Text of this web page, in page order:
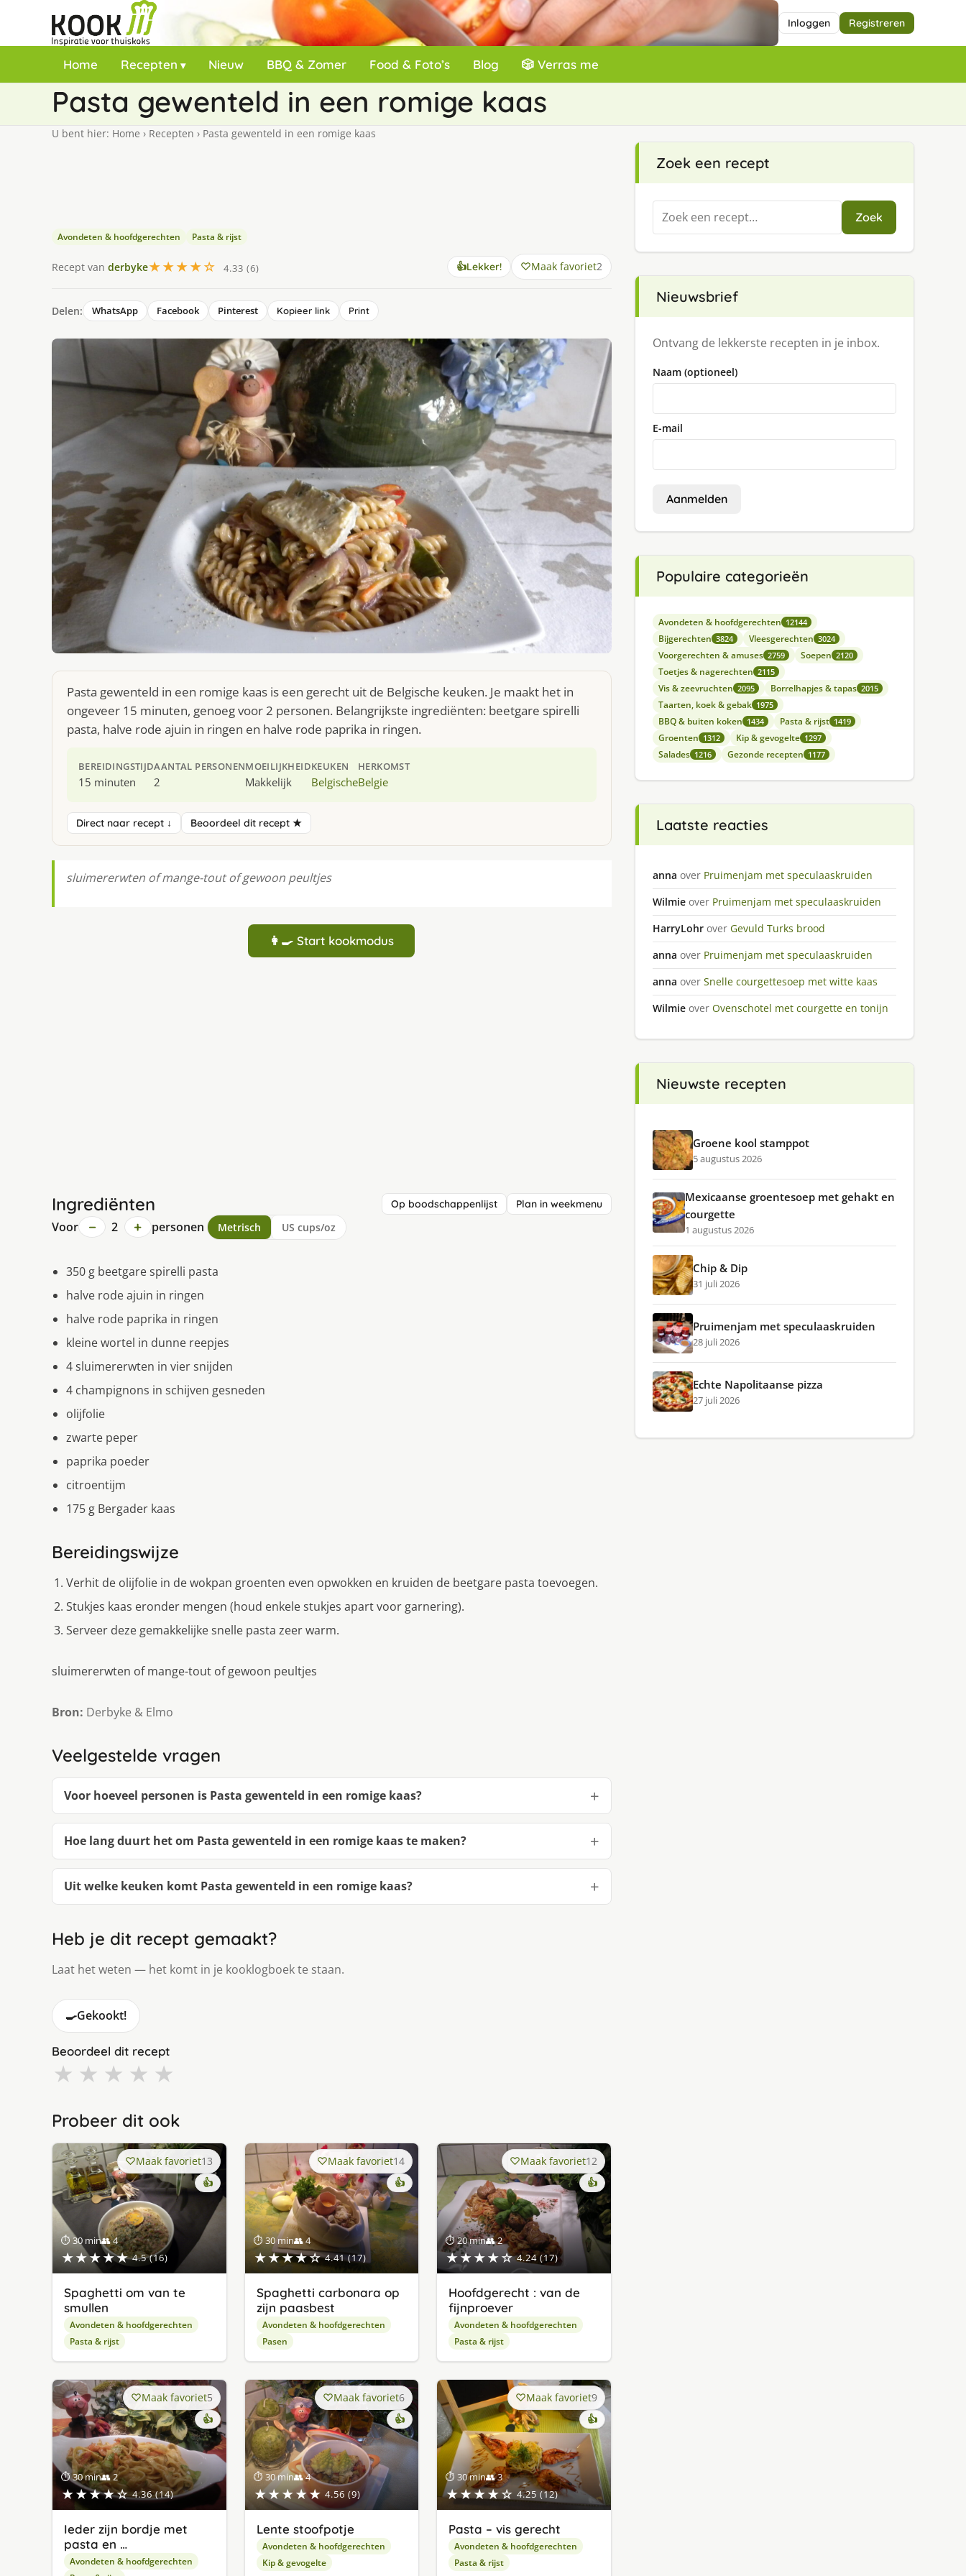
Inloggen Registreren
Home Recepten Nieuw BBQ & Zomer Food & Foto’s Blog 🎲 Verras me
Pasta gewenteld in een romige kaas
U bent hier: Home › Recepten › Pasta gewenteld in een romige kaas
Avondeten & hoofdgerechten Pasta & rijst
Recept van derbyke★★★★☆ 4.33 (6) 👍Lekker! Maak favoriet2
Delen: WhatsApp Facebook Pinterest Kopieer link Print
Pasta gewenteld in een romige kaas is een gerecht uit de Belgische keuken. Je maakt het in
ongeveer 15 minuten, genoeg voor 2 personen. Belangrijkste ingrediënten: beetgare spirelli
pasta, halve rode ajuin in ringen en halve rode paprika in ringen.
BEREIDINGSTIJD
15 minuten
AANTAL PERSONEN
2
MOEILIJKHEID
Makkelijk
KEUKEN
Belgische
HERKOMST
Belgie
Direct naar recept ↓ Beoordeel dit recept ★
sluimererwten of mange-tout of gewoon peultjes
👩‍🍳 Start kookmodus
Ingrediënten Op boodschappenlijst Plan in weekmenu
Voor − 2 + personen Metrisch US cups/oz
350 g beetgare spirelli pasta
halve rode ajuin in ringen
halve rode paprika in ringen
kleine wortel in dunne reepjes
4 sluimererwten in vier snijden
4 champignons in schijven gesneden
olijfolie
zwarte peper
paprika poeder
citroentijm
175 g Bergader kaas
Bereidingswijze
Verhit de olijfolie in de wokpan groenten even opwokken en kruiden de beetgare pasta toevoegen.
Stukjes kaas eronder mengen (houd enkele stukjes apart voor garnering).
Serveer deze gemakkelijke snelle pasta zeer warm.
sluimererwten of mange-tout of gewoon peultjes
Bron: Derbyke & Elmo
Veelgestelde vragen
Voor hoeveel personen is Pasta gewenteld in een romige kaas?
Hoe lang duurt het om Pasta gewenteld in een romige kaas te maken?
Uit welke keuken komt Pasta gewenteld in een romige kaas?
Heb je dit recept gemaakt?
Laat het weten — het komt in je kooklogboek te staan.
🍳Gekookt!
Beoordeel dit recept
★ ★ ★ ★ ★
Probeer dit ook
⏱ 30 min👥 4
★★★★★ 4.5 (16)
Maak favoriet13
👍
Spaghetti om van te
smullen
Avondeten & hoofdgerechten
Pasta & rijst
⏱ 30 min👥 4
★★★★☆ 4.41 (17)
Maak favoriet14
👍
Spaghetti carbonara op
zijn paasbest
Avondeten & hoofdgerechten
Pasen
⏱ 20 min👥 2
★★★★☆ 4.24 (17)
Maak favoriet12
👍
Hoofdgerecht : van de
fijnproever
Avondeten & hoofdgerechten
Pasta & rijst
⏱ 30 min👥 2
★★★★☆ 4.36 (14)
Maak favoriet5
👍
Ieder zijn bordje met
pasta en …
Avondeten & hoofdgerechten
⏱ 30 min👥 4
★★★★★ 4.56 (9)
Maak favoriet6
👍
Lente stoofpotje
Avondeten & hoofdgerechten
Kip & gevogelte
⏱ 30 min👥 3
★★★★☆ 4.25 (12)
Maak favoriet9
👍
Pasta – vis gerecht
Avondeten & hoofdgerechten
Pasta & rijst
Zoek een recept
Zoeken
naar:
Zoek
Nieuwsbrief
Ontvang de lekkerste recepten in je inbox.
Naam (optioneel)
E-mail
Aanmelden
Populaire categorieën
Avondeten & hoofdgerechten 12144
Bijgerechten 3824 Vleesgerechten 3024
Voorgerechten & amuses 2759 Soepen 2120
Toetjes & nagerechten 2115
Vis & zeevruchten 2095 Borrelhapjes & tapas 2015
Taarten, koek & gebak 1975
BBQ & buiten koken 1434 Pasta & rijst 1419
Groenten 1312 Kip & gevogelte 1297
Salades 1216 Gezonde recepten 1177
Laatste reacties
anna over Pruimenjam met speculaaskruiden
Wilmie over Pruimenjam met speculaaskruiden
HarryLohr over Gevuld Turks brood
anna over Pruimenjam met speculaaskruiden
anna over Snelle courgettesoep met witte kaas
Wilmie over Ovenschotel met courgette en tonijn
Nieuwste recepten
Groene kool stamppot
5 augustus 2026
Mexicaanse groentesoep met gehakt en
courgette
1 augustus 2026
Chip & Dip
31 juli 2026
Pruimenjam met speculaaskruiden
28 juli 2026
Echte Napolitaanse pizza
27 juli 2026